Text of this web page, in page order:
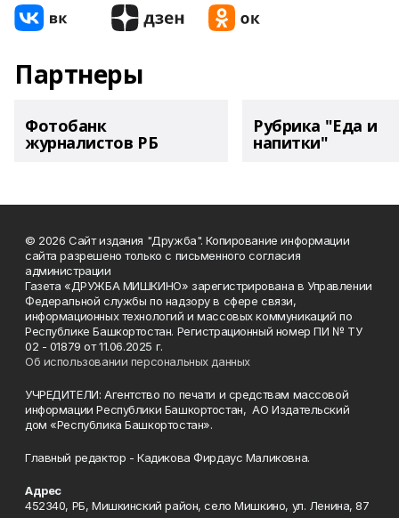
Партнеры
Фотобанк
журналистов РБ
Рубрика "Еда и
напитки"
© 2026 Сайт издания "Дружба". Копирование информации
сайта разрешено только с письменного согласия
администрации
Газета «ДРУЖБА МИШКИНО» зарегистрирована в Управлении
Федеральной службы по надзору в сфере связи,
информационных технологий и массовых коммуникаций по
Республике Башкортостан. Регистрационный номер ПИ № ТУ
02 - 01879 от 11.06.2025 г.
Об использовании персональных данных
УЧРЕДИТЕЛИ: Агентство по печати и средствам массовой
информации Республики Башкортостан, АО Издательский
дом «Республика Башкортостан».
Главный редактор - Кадикова Фирдаус Маликовна.
Адрес
452340, РБ, Мишкинский район, село Мишкино, ул. Ленина, 87